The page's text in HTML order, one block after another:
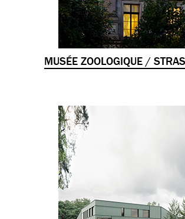
MUSÉE ZOOLOGIQUE /